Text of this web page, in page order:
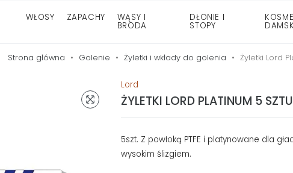
WŁOSY ZAPACHY WĄSY I
BRODA
DŁONIE I
STOPY
Strona główna Golenie Żyletki i wkłady do golenia Żyletki Lord
Lord
ŻYLETKI LORD PLATINUM 5
5szt. Z powłoką PTFE i platynowane dla
wysokim ślizgiem.